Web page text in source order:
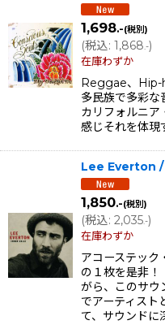
1,698.-(税別)
(税込: 1,868.-)
在庫わずか
Reggae、Hip-
多民族で多彩な
カリフォルニア
感じそれを体
Lee Everton
1,850.-(税別)
(税込: 2,035.-)
在庫わずか
アコーステック
の１枚を是非！
がら、このサウ
でアーティスト
て、サウンドに